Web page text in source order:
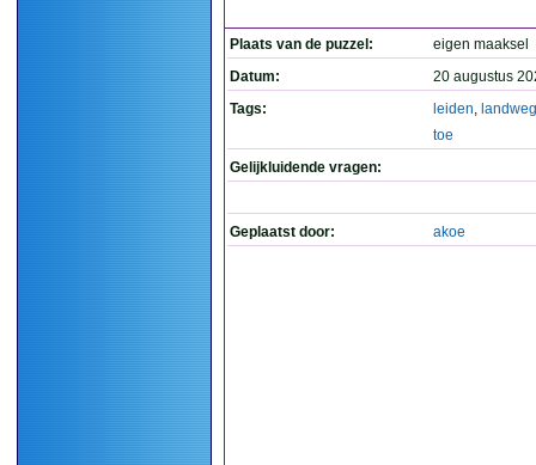
Plaats van de puzzel:
eigen maaksel
Datum:
20 augustus
Tags:
leiden,
toe
Gelijkluidende vragen:
Geplaatst door: akoe